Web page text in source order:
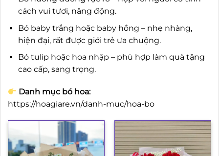
cách vui tươi, năng động.
Bó baby trắng hoặc baby hồng – nhẹ nhàng,
hiện đại, rất được giới trẻ ưa chuộng.
Bó tulip hoặc hoa nhập – phù hợp làm quà tặng
cao cấp, sang trọng.
Danh mục bó hoa:
https://hoagiare.vn/danh-muc/hoa-bo